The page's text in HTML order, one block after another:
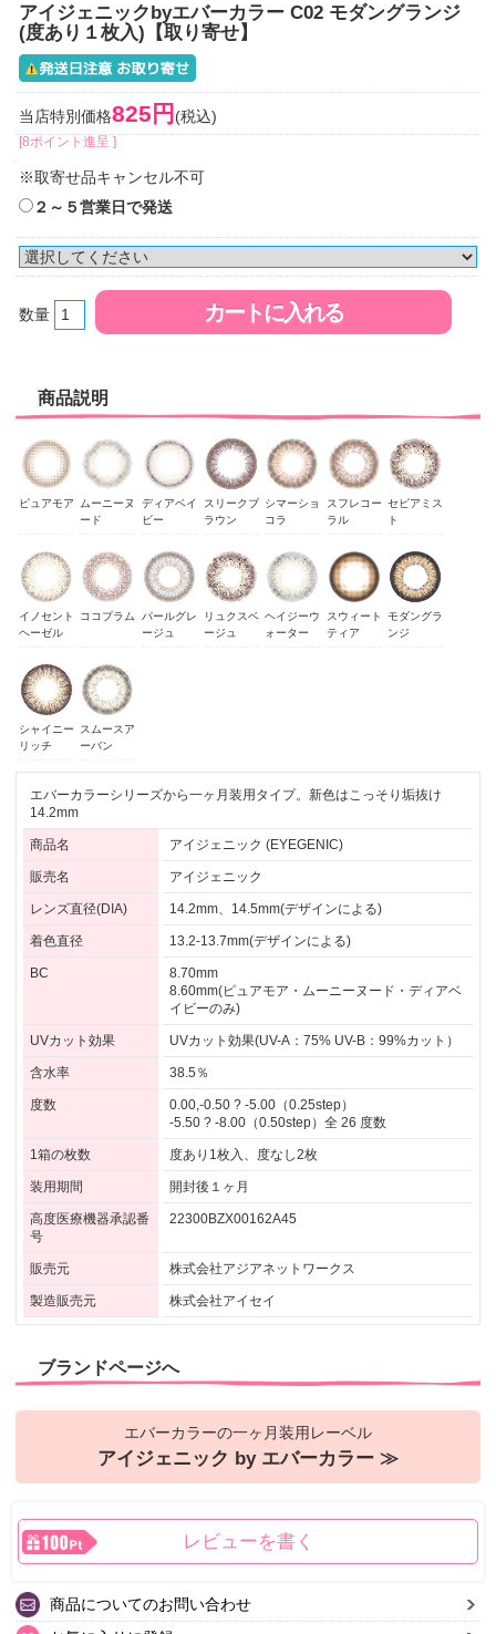
アイジェニックbyエバーカラー C02 モダングランジ
(度あり１枚入)【取り寄せ】
当店特別価格825円 (税込)
[8ポイント進呈 ]
※取寄せ品キャンセル不可
２～５営業日で発送
数量
商品説明
ピュアモア ムーニーヌ
ード
ディアベイ
ビー
スリークブ
ラウン
シマーショ
コラ
スフレコー
ラル
セピアミス
ト
イノセント
ヘーゼル
ココプラム パールグレ
ージュ
リュクスベ
ージュ
ヘイジーウ
ォーター
スウィート
ティア
モダングラ
ンジ
シャイニー
リッチ
スムースア
ーバン
エバーカラーシリーズから一ヶ月装用タイプ。新色はこっそり垢抜け
14.2mm
商品名 アイジェニック (EYEGENIC)
販売名 アイジェニック
レンズ直径(DIA) 14.2mm、14.5mm(デザインによる)
着色直径 13.2-13.7mm(デザインによる)
BC
8.70mm
8.60mm(ピュアモア・ムーニーヌード・ディアベ
イビーのみ)
UVカット効果 UVカット効果(UV-A：75% UV-B：99%カット）
含水率 38.5％
度数
0.00,-0.50 ? -5.00（0.25step）
-5.50 ? -8.00（0.50step）全 26 度数
1箱の枚数 度あり1枚入、度なし2枚
装用期間 開封後１ヶ月
高度医療機器承認番
号
22300BZX00162A45
販売元 株式会社アジアネットワークス
製造販売元 株式会社アイセイ
ブランドページへ
エバーカラーの一ヶ月装用レーベル
アイジェニック by エバーカラー ≫
レビューを書く
商品についてのお問い合わせ